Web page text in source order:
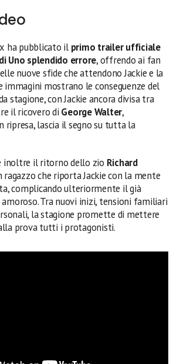
ha pubblicato il primo trailer ufficiale
Uno splendido errore, offrendo ai fan
nuove sfide che attendono Jackie e la
immagini mostrano le conseguenze del
stagione, con Jackie ancora divisa tra
il ricovero di George Walter,
lascia il segno su tutta la
inoltre il ritorno dello zio Richard
ragazzo che riporta Jackie con la mente
complicando ulteriormente il già
Tra nuovi inizi, tensioni familiari
la stagione promette di mettere
prova tutti i protagonisti.